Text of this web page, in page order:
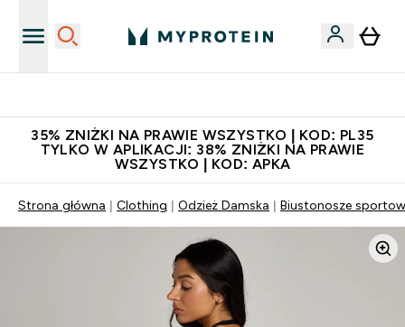
35% ZNIŻKI NA PRAWIE WSZYSTKO | KOD: PL35
TYLKO W APLIKACJI: 38% ZNIŻKI NA PRAWIE
WSZYSTKO | KOD: APKA
Strona główna Clothing Odzież Damska Biustonosze